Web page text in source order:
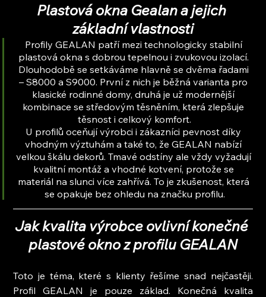
Plastová okna Gealan a jejich
základní vlastnosti
Profily GEALAN patří mezi technologicky stabilní
plastová okna s dobrou tepelnou i zvukovou izolací.
Dlouhodobě se setkáváme hlavně se dvěma řadami
– S8000 a S9000. První z nich je běžná varianta pro
klasické rodinné domy, druhá je už modernější
kombinace se středovým těsněním, která zlepšuje
těsnost i celkový komfort.
U profilů oceňují výrobci i zákazníci pevnost díky
vhodným výztuhám a také to, že GEALAN nabízí
velkou škálu dekorů. Tmavé odstíny ale vždy vyžadují
kvalitní montáž a vhodné kotvení, protože se
materiál na slunci více zahřívá. To je zkušenost, která
se opakuje bez ohledu na značku profilu.
Jak kvalita výrobce ovlivní konečné
plastové okno z profilu GEALAN
Toto je téma, které s klienty řešíme snad nejčastěji.
Profil GEALAN je pouze základ. Konečná kvalita